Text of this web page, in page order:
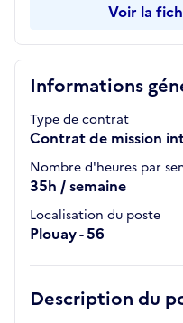
Informations
Type de contrat
Contrat de mission
Nombre d'heures par
35h / semaine
Localisation du poste
Plouay - 56
Description du
Voir la